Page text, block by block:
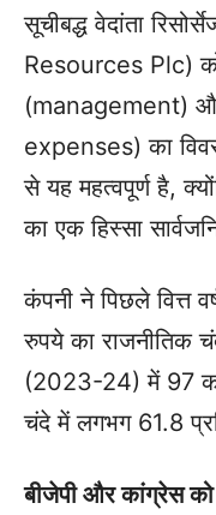
सूचीबद्ध वेदांता
Resources Plc)
(management)
expenses) का
से यह महत्वपूर्ण है,
का एक हिस्सा
कंपनी ने पिछले वित्त
रुपये का राजनीतिक
(2023-24) में 97
चंदे में लगभग 61.8
बीजेपी और कांग्रेस को